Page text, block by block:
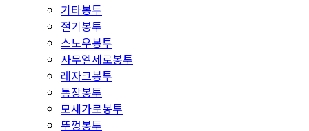
기타봉투
절기봉투
스노우봉투
사무엘세로봉투
레자크봉투
통장봉투
모세가로봉투
뚜껑봉투